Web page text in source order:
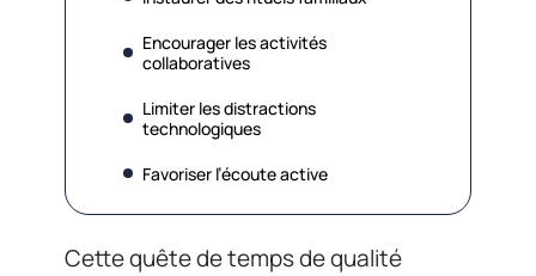
Encourager les activités
collaboratives
Limiter les distractions
technologiques
Favoriser l’écoute active
Cette quête de temps de qualité